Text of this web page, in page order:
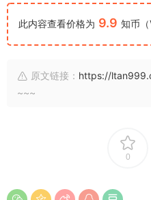
此内容查看价格为 9.9 知币
原文链接： https://
~~~
0